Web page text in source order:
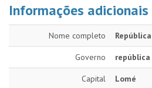
Informações adicionais
Nome completo
Governo
Capital Lomé